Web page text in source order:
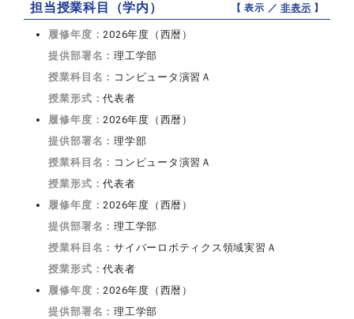
担当授業科目（学内） 【 表示 ／非表示 】
履修年度：2026年度（西暦）
提供部署名：理工学部
授業科目名： コンピュータ演習Ａ
授業形式：代表者
履修年度：2026年度（西暦）
提供部署名：理学部
授業科目名： コンピュータ演習Ａ
授業形式：代表者
履修年度：2026年度（西暦）
提供部署名：理工学部
授業科目名：サイバーロボティクス領域実習Ａ
授業形式：代表者
履修年度：2026年度（西暦）
提供部署名：理工学部